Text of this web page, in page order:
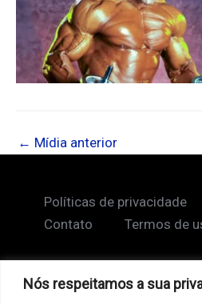
Nós respeitamos a sua
← Mídia anterior
Políticas de privacidade
Contato
Termos de